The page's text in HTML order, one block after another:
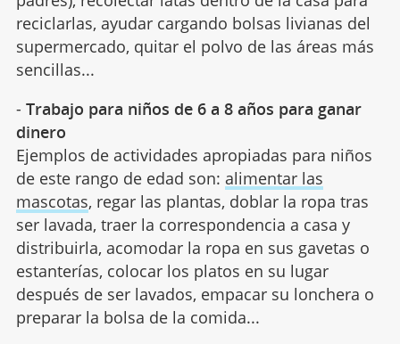
reciclarlas, ayudar cargando bolsas livianas del
supermercado, quitar el polvo de las áreas más
sencillas...
- Trabajo para niños de 6 a 8 años para ganar
dinero
Ejemplos de actividades apropiadas para niños
de este rango de edad son: alimentar las
mascotas, regar las plantas, doblar la ropa tras
ser lavada, traer la correspondencia a casa y
distribuirla, acomodar la ropa en sus gavetas o
estanterías, colocar los platos en su lugar
después de ser lavados, empacar su lonchera o
preparar la bolsa de la comida...